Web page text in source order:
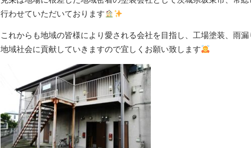
行わせていただいております
これからも地域の皆様により愛される会社を目指し、工場塗装、雨漏
地域社会に貢献していきますので宜しくお願い致します